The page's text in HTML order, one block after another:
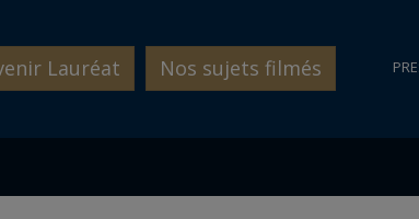
Lauréat Nos sujets filmés